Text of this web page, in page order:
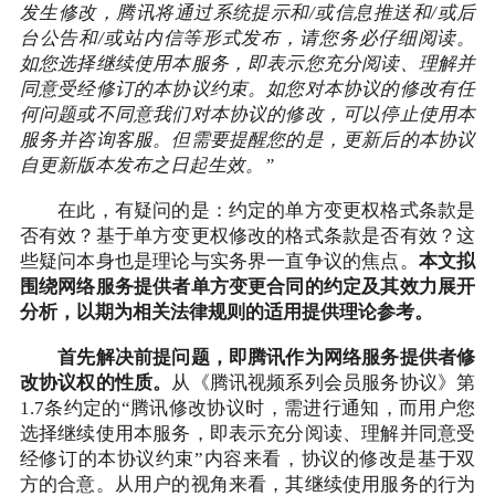
发生修改，腾讯将通过系统提示和/或信息推送和/或后
台公告和/或站内信等形式发布，请您务必仔细阅读。
如您选择继续使用本服务，即表示您充分阅读、理解并
同意受经修订的本协议约束。如您对本协议的修改有任
何问题或不同意我们对本协议的修改，可以停止使用本
服务并咨询客服。但需要提醒您的是，更新后的本协议
自更新版本发布之日起生效。”
在此，有疑问的是：约定的单方变更权格式条款是
否有效？基于单方变更权修改的格式条款是否有效？这
些疑问本身也是理论与实务界一直争议的焦点。 本文拟
围绕网络服务提供者单方变更合同的约定及其效力展开
分析，以期为相关法律规则的适用提供理论参考。
首先解决前提问题，即腾讯作为网络服务提供者修
改协议权的性质。 从《腾讯视频系列会员服务协议》第
1.7条约定的“腾讯修改协议时，需进行通知，而用户您
选择继续使用本服务，即表示充分阅读、理解并同意受
经修订的本协议约束”内容来看，协议的修改是基于双
方的合意。从用户的视角来看，其继续使用服务的行为